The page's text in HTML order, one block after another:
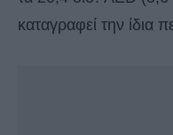
καταγραφεί την ίδια